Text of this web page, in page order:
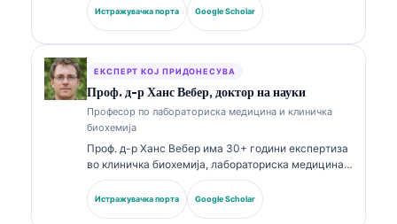
анализа. Има специјализирани сертификати во
клиничка хемија и има објавено обемно за панели
Истражувачка порта Google Scholar
ЕКСПЕРТ КОЈ ПРИДОНЕСУВА
Проф. д-р Ханс Вебер, доктор на науки
Професор по лабораториска медицина и клиничка
биохемија
Проф. д-р Ханс Вебер има 30+ години експертиза
во клиничка биохемија, лабораториска медицина и
истражување на биомаркери. Поранешен
претседател на Германското друштво за клиничка
хемија, тој се специјализира за анализа на
Истражувачка порта Google Scholar